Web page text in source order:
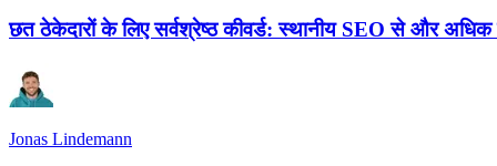
छत ठेकेदारों के लिए सर्वश्रेष्ठ कीवर्ड: स्थानीय SEO से और अधिक
Jonas Lindemann